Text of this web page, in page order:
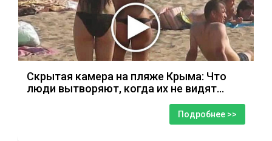
Скрытая камера на пляже Крыма: Что
люди вытворяют, когда их не видят...
Подробнее >>